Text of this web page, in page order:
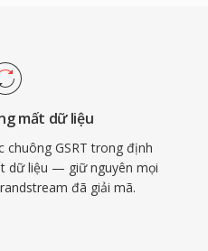
đáp ứng nhu
thư viện nhạc kỹ
mất dữ liệu
GSRT trong định
dữ liệu — giữ nguyên mọi
đã giải mã.